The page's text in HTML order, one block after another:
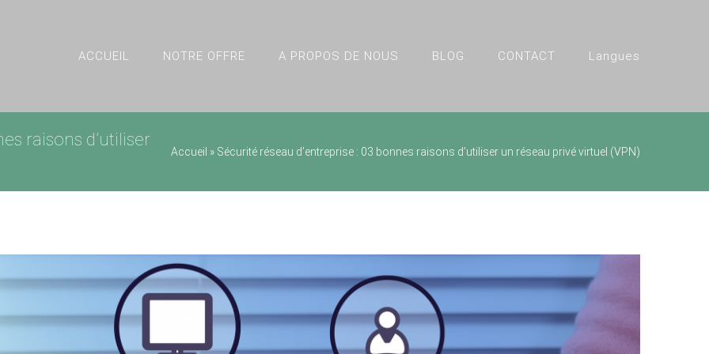
ACCUEIL NOTRE OFFRE A PROPOS DE NOUS BLOG CONTACT Langues
raisons d’utiliser
Accueil » Sécurité réseau d’entreprise : 03 bonnes raisons d’utiliser un réseau privé virtuel (VPN)